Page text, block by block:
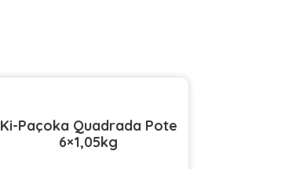
Ki-Paçoka Quadrada Pote
6×1,05kg